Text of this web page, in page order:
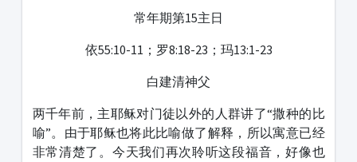
常年期第15主日
依55:10-11；罗8:18-23；玛13:1-23
白建清神父
两千年前，主耶稣对门徒以外的人群讲了“撒种的比
喻”。由于耶稣也将此比喻做了解释，所以寓意已经
非常清楚了。今天我们再次聆听这段福音，好像也